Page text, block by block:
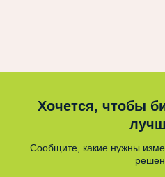
Хочется, чтобы
Сообщите, какие нужны